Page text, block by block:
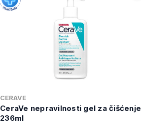
CERAVE
CeraVe nepravilnosti gel za čišćenje
236ml